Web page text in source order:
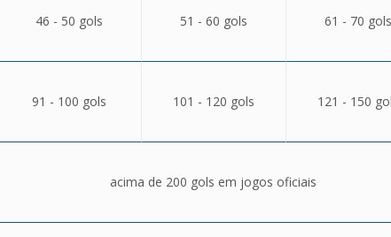
46 - 50 gols 51 - 60 gols 61 - 70 gols
91 - 100 gols 101 - 120 gols 121 - 150
acima de 200 gols em jogos oficiais